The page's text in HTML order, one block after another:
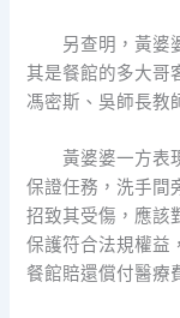
另查明，黃婆婆
其是餐館的多大哥
馮密斯、吳師長教
黃婆婆一方表
保證任務，洗手間
招致其受傷，應該
保護符合法規權益
餐館賠還償付醫療